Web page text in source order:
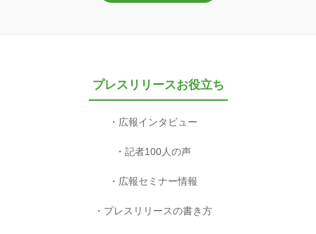
プレスリリースお役立ち
広報インタビュー
記者100人の声
広報セミナー情報
プレスリリースの書き方